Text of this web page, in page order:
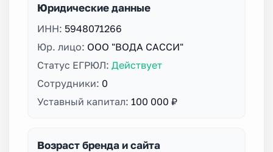
Юридические данные
ИНН: 5948071266
Юр. лицо: ООО "ВОДА САССИ"
Статус ЕГРЮЛ: Действует
Сотрудники: 0
Уставный капитал: 100 000 ₽
Возраст бренда и сайта